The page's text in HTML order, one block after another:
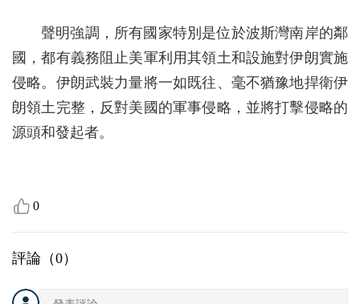
聲明強調，所有國家特別是位於波斯灣南岸的鄰
國，都有義務阻止美軍利用其領土和設施對伊朗實施
侵略。伊朗武裝力量將一如既往、毫不猶豫地捍衛伊
朗領土完整，反對美國的軍事侵略，並將打擊侵略的
源頭和發起者。
0
評論（0）